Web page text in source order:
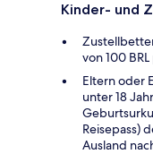
Kinder- und
von 100
Eltern oder
unter 18
Reisepass)
Ausland